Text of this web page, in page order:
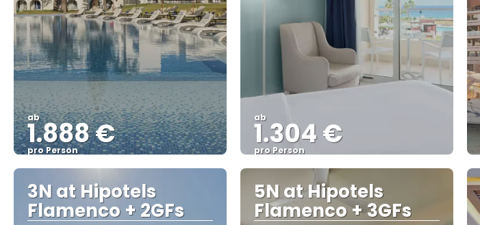
ab
1.888 €
pro Person
Sehen
ab
1.304 €
pro Person
Sehen
3N at Hipotels
Flamenco + 2GFs
5N at Hipotels
Flamenco + 3GFs